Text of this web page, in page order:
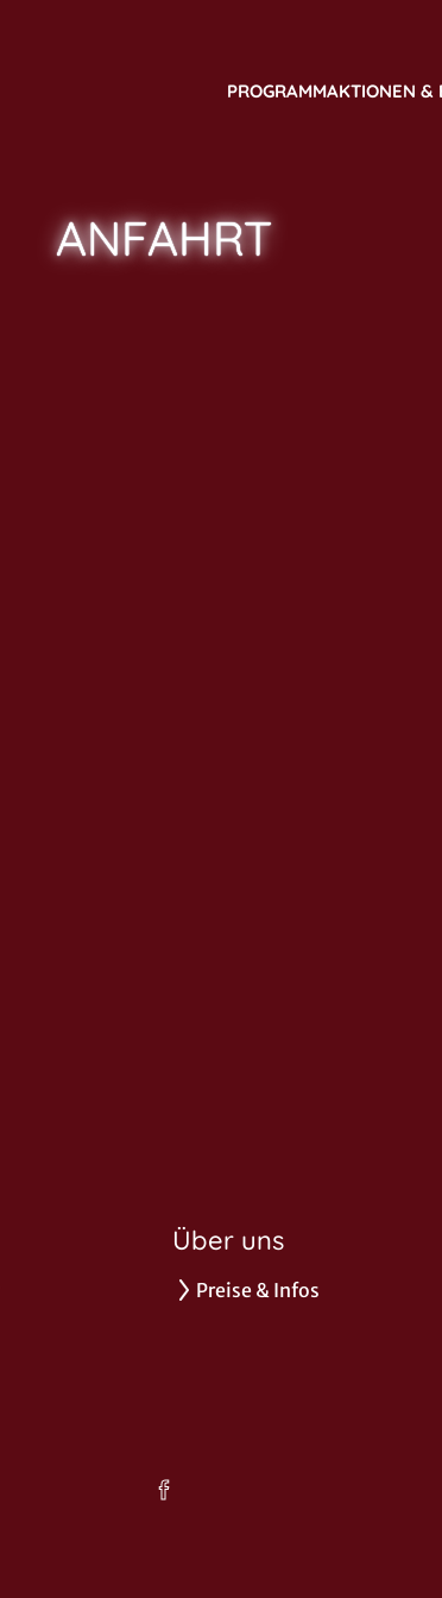
PROGRAMMAKTIONEN &
ANFAHRT
Über uns
Preise & Infos